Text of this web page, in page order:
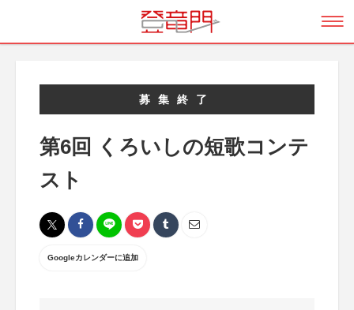
募集終了
第6回 くろいしの短歌コンテ
スト
Googleカレンダーに追加